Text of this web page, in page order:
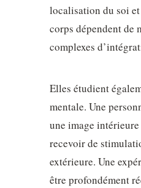
localisation du soi
corps dépendent de
complexes
Elles étudient
mentale. Une
une image
recevoir de
extérieure. Une
être profondément